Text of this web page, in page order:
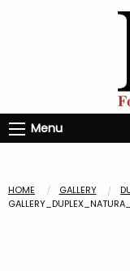
Menu
HOME GALLERY